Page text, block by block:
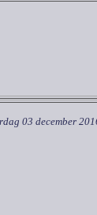
03 december